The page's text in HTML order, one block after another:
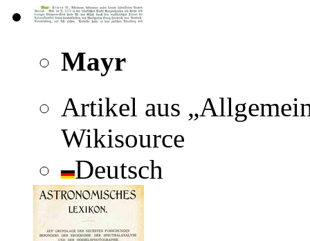
Mayr
Artikel aus
Wikisource
Deutsch